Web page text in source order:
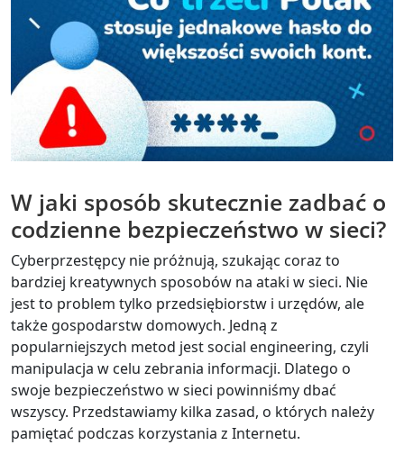
W jaki sposób skutecznie zadbać o
codzienne bezpieczeństwo w sieci?
Cyberprzestępcy nie próżnują, szukając coraz to
bardziej kreatywnych sposobów na ataki w sieci. Nie
jest to problem tylko przedsiębiorstw i urzędów, ale
także gospodarstw domowych. Jedną z
popularniejszych metod jest social engineering, czyli
manipulacja w celu zebrania informacji. Dlatego o
swoje bezpieczeństwo w sieci powinniśmy dbać
wszyscy. Przedstawiamy kilka zasad, o których należy
pamiętać podczas korzystania z Internetu.